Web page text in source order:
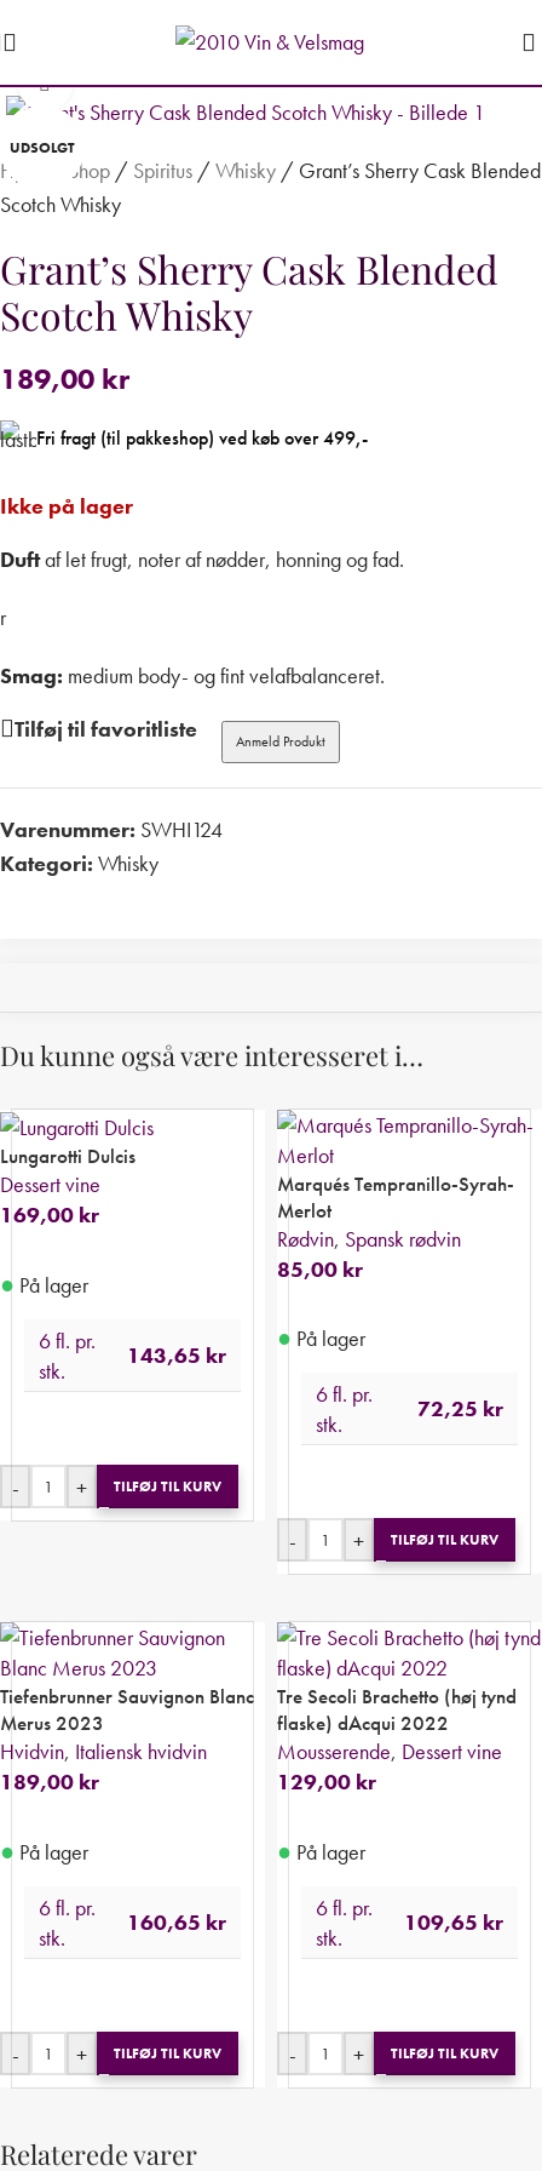
UDSOLGT
Forstør
Hjem Shop / Spiritus / Whisky / Grant’s Sherry Cask Blended
Scotch Whisky
Grant’s Sherry Cask Blended
Scotch Whisky
189,00 kr
Fri fragt (til pakkeshop) ved køb over 499,-
Ikke på lager
Duftaf let frugt, noter af nødder, honning og fad.
r
Smag: medium body- og fint velafbalanceret.
Tilføj til favoritliste
Anmeld Produkt
Varenummer: SWHI124
Kategori: Whisky
Du kunne også være interesseret i…
Lungarotti Dulcis
Dessert vine
169,00 kr
● På lager
6 fl. pr.
stk.
143,65 kr
- + TILFØJ TIL KURV
Marqués Tempranillo-Syrah-
Merlot
Rødvin, Spansk rødvin
85,00 kr
● På lager
6 fl. pr.
stk.
72,25 kr
- + TILFØJ TIL KURV
Tiefenbrunner Sauvignon Blanc
Merus 2023
Hvidvin, Italiensk hvidvin
189,00 kr
● På lager
6 fl. pr.
stk.
160,65 kr
- + TILFØJ TIL KURV
Tre Secoli Brachetto (høj tynd
flaske) dAcqui 2022
Mousserende, Dessert vine
129,00 kr
● På lager
6 fl. pr.
stk.
109,65 kr
- + TILFØJ TIL KURV
Relaterede varer